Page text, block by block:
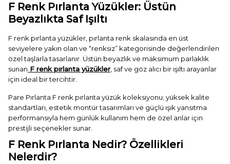
F Renk Pırlanta Yüzükler: Üstün
Beyazlıkta Saf Işıltı
F renk pırlanta yüzükler, pırlanta renk skalasında en üst
seviyelere yakın olan ve “renksiz” kategorisinde değerlendirilen
özel taşlarla tasarlanır. Üstün beyazlık ve maksimum parlaklık
sunan F renk pırlanta yüzükler, saf ve göz alıcı bir ışıltı arayanlar
için ideal bir tercihtir.
Pare Pırlanta F renk pırlanta yüzük koleksiyonu; yüksek kalite
standartları, estetik montür tasarımları ve güçlü ışık yansıtma
performansıyla hem günlük kullanım hem de özel anlar için
prestijli seçenekler sunar.
F Renk Pırlanta Nedir? Özellikleri
Nelerdir?